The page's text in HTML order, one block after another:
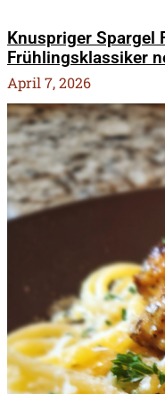
Knuspriger Spargel
Frühlingsklassiker
April 7, 2026